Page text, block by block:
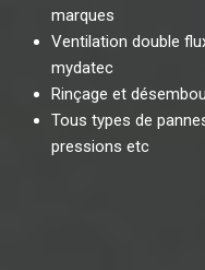
marques
Ventilation double
mydatec
Rinçage et
Tous types de
pressions etc